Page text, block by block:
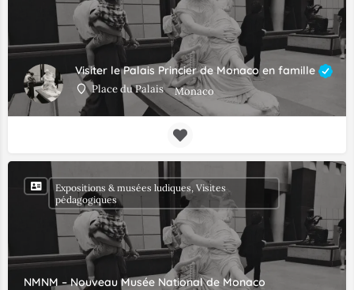
Visiter le Palais Princier de Monaco en famille
Place du Palais Monaco
NMNM – Nouveau Musée National de Monaco
Expositions & musées ludiques, Visites
pédagogiques